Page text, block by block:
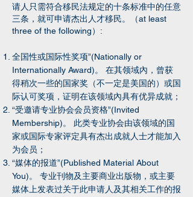
请人只需符合移民法规定的十条标准中的任意
三条，就可申请杰出人才移民。（at least
three of the following）:
全国性或国际性奖项”(Nationally or
Internationally Award)。 在其领域內，曾获
得稍次一些的国家奖（不一定是美国的）或国
际认可奖项，证明在该领域內具有优异成就；
“受邀请专业协会会员资格”(Invited
Membership)。 此类专业协会由该领域的国
家或国际专家评定具有杰出成就人士才能加入
为会员；
“媒体的报道”(Published Material About
You)。 专业刊物及主要商业出版物，或主要
媒体上发表过关于此申请人及其相关工作的报